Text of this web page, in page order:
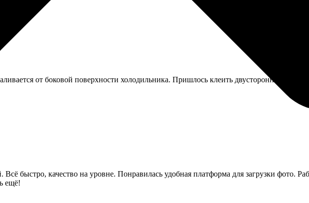
от боковой поверхности холодильника. Пришлось клеить двусторонний
быстро, качество на уровне. Понравилась удобная платформа для загрузки фото.
ещё!